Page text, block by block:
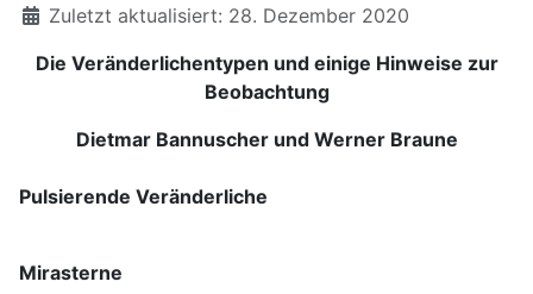
DetailsZuletzt aktualisiert: 28. Dezember 2020
Die Veränderlichentypen und einige Hinweise zur
Beobachtung
Dietmar Bannuscher und Werner Braune
Pulsierende Veränderliche
Mirasterne